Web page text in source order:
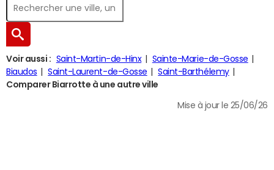
Voir aussi : Saint-Martin-de-Hinx
Sainte-Marie-de-Gosse
Biaudos
Saint-Laurent-de-Gosse
Saint-Barthélemy
Comparer Biarrotte à une autre ville
Mise à jour le 25/06/26